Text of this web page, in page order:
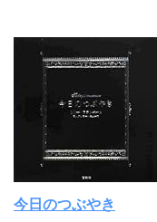
今日のつぶやき